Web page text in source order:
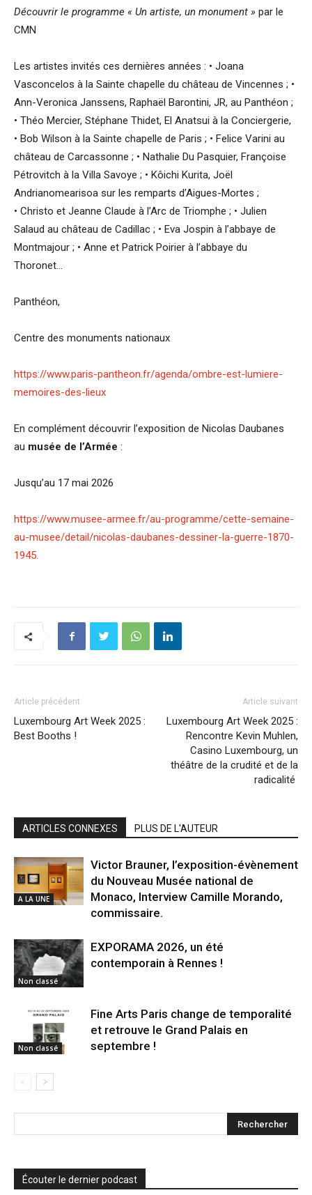
Découvrir le programme « Un artiste, un monument » par le
CMN
Les artistes invités ces dernières années : • Joana
Vasconcelos à la Sainte chapelle du château de Vincennes ; •
Ann-Veronica Janssens, Raphaël Barontini, JR, au Panthéon ;
• Théo Mercier, Stéphane Thidet, El Anatsui à la Conciergerie,
• Bob Wilson à la Sainte chapelle de Paris ; • Felice Varini au
château de Carcassonne ; • Nathalie Du Pasquier, Françoise
Pétrovitch à la Villa Savoye ; • Kôichi Kurita, Joël
Andrianomearisoa sur les remparts d’Aigues-Mortes ;
• Christo et Jeanne Claude à l’Arc de Triomphe ; • Julien
Salaud au château de Cadillac ; • Eva Jospin à l’abbaye de
Montmajour ; • Anne et Patrick Poirier à l’abbaye du
Thoronet…
Panthéon,
Centre des monuments nationaux
https://www.paris-pantheon.fr/agenda/ombre-est-lumiere-
memoires-des-lieux
En complément découvrir l’exposition de Nicolas Daubanes
au musée de l’Armée :
Jusqu’au 17 mai 2026
https://www.musee-armee.fr/au-programme/cette-semaine-
au-musee/detail/nicolas-daubanes-dessiner-la-guerre-1870-
1945.
Article précédent
Luxembourg Art Week 2025 :
Best Booths !
Article suivant
Luxembourg Art Week 2025 :
Rencontre Kevin Muhlen,
Casino Luxembourg, un
théâtre de la crudité et de la
radicalité
ARTICLES CONNEXES PLUS DE L'AUTEUR
A LA UNE
Victor Brauner, l’exposition-évènement
du Nouveau Musée national de
Monaco, Interview Camille Morando,
commissaire.
Non classé
EXPORAMA 2026, un été
contemporain à Rennes !
Non classé
Fine Arts Paris change de temporalité
et retrouve le Grand Palais en
septembre !
Écouter le dernier podcast